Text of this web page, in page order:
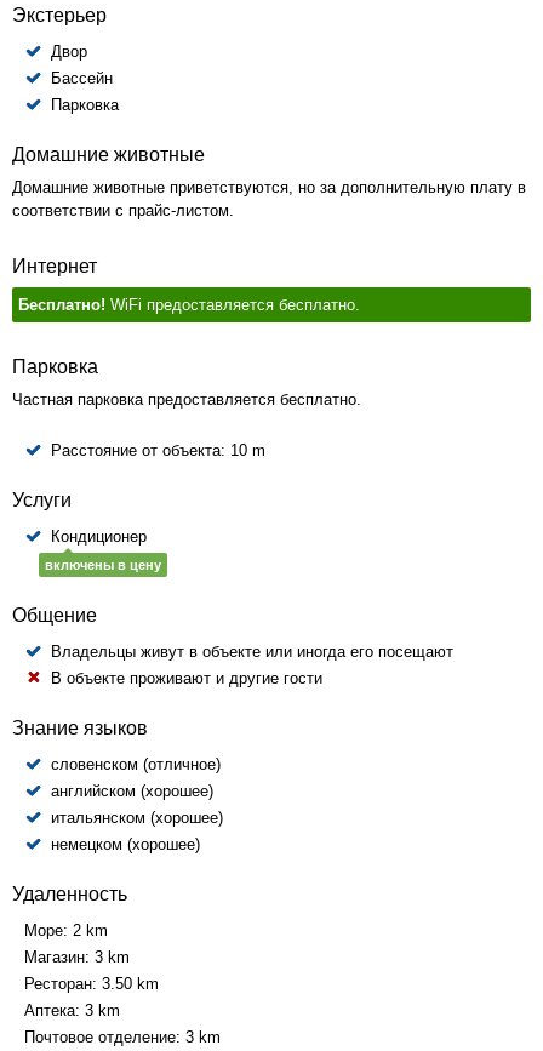
Экстерьер
Двор
Бассейн
Парковка
Домашние животные
Домашние животные приветствуются, но за дополнительную плату в
соответствии с прайс-листом.
Интернет
Бесплатно! WiFi предоставляется бесплатно.
Парковка
Частная парковка предоставляется бесплатно.
Расстояние от объекта: 10 m
Услуги
Кондиционер
включены в цену
Общение
Владельцы живут в объекте или иногда его посещают
В объекте проживают и другие гости
Знание языков
словенском (отличное)
английском (хорошее)
итальянском (хорошее)
немецком (хорошее)
Удаленность
Море: 2 km
Магазин: 3 km
Ресторан: 3.50 km
Аптека: 3 km
Почтовое отделение: 3 km